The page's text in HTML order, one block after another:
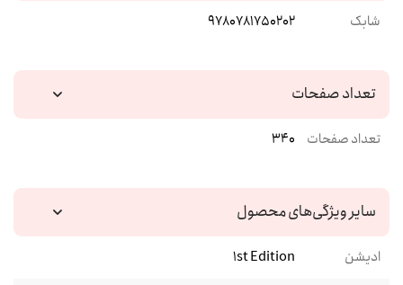
شابک 9780781750202
تعداد صفحات
تعداد صفحات 340
سایر ویژگی‌های محصول
ادیشن
1st Edition